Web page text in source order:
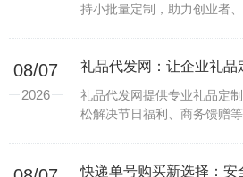
持小批量定制，助力创业者
08/07
2026
礼品代发网提供专业礼品定
松解决节日福利、商务馈赠